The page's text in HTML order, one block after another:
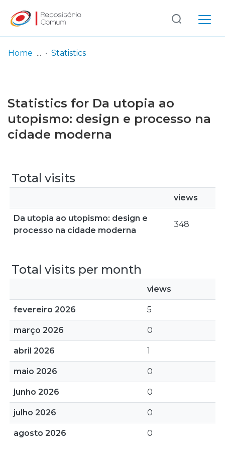
Browse repository
Entities
Log
In
(current)
Home Statistics
Statistics for Da utopia ao
utopismo: design e processo na
cidade moderna
Total visits
views
Da utopia ao utopismo: design e
processo na cidade moderna
348
Total visits per month
views
fevereiro 2026 5
março 2026 0
abril 2026 1
maio 2026 0
junho 2026 0
julho 2026 0
agosto 2026 0